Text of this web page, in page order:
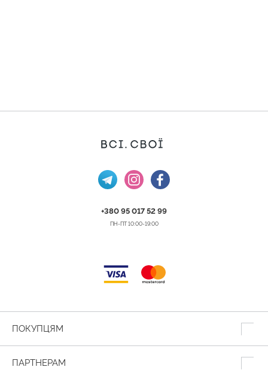
+380 95 017 52 99
ПН-ПТ 10:00-19:00
ПОКУПЦЯМ
ПАРТНЕРАМ